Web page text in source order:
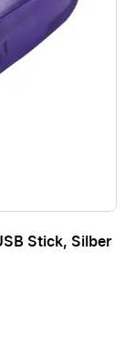
Stick, Silber